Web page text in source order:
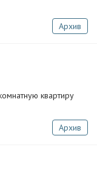
Архив
квартиру
Архив